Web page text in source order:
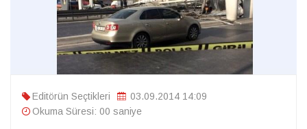
Editörün Seçtikleri
03.09.2014 14:09
Okuma Süresi: 00 saniye